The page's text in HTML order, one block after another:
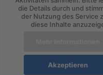
die Details durch und
der Nutzung des Service
diese Inhalte
Akzeptieren